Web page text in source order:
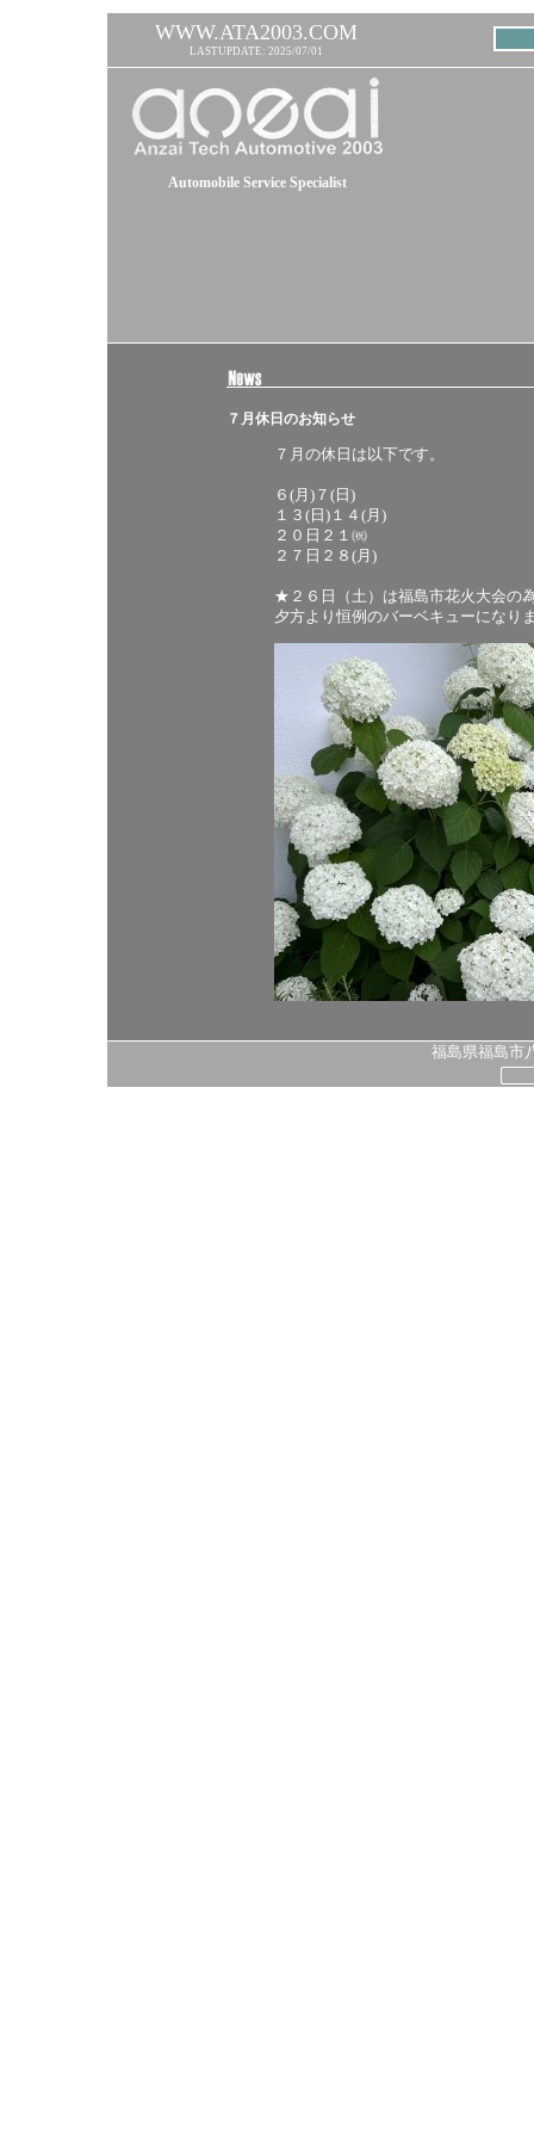
WWW.ATA2003.COM
LASTUPDATE: 2025/07/01
Automobile Service Specialist
７月休日のお知らせ
７月の休日は以下です。
６(月)７(日)
１３(日)１４(月)
２０日２１㈷
２７日２８(月)
★２６日（土）は福島市花火大会の
夕方より恒例のバーベキューになり
福島県福島市